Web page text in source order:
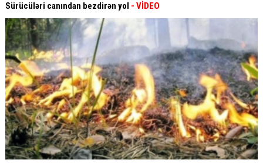
Sürücüləri canından bezdirən yol - VİDEO